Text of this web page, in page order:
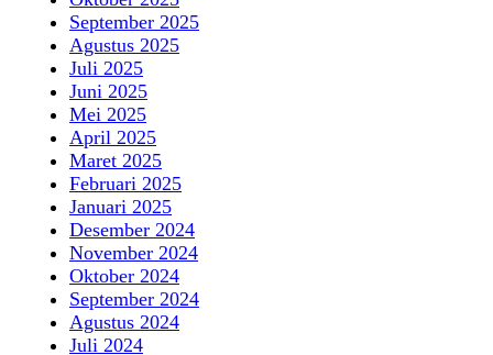
September 2025
Agustus 2025
Juli 2025
Juni 2025
Mei 2025
April 2025
Maret 2025
Februari 2025
Januari 2025
Desember 2024
November 2024
Oktober 2024
September 2024
Agustus 2024
Juli 2024